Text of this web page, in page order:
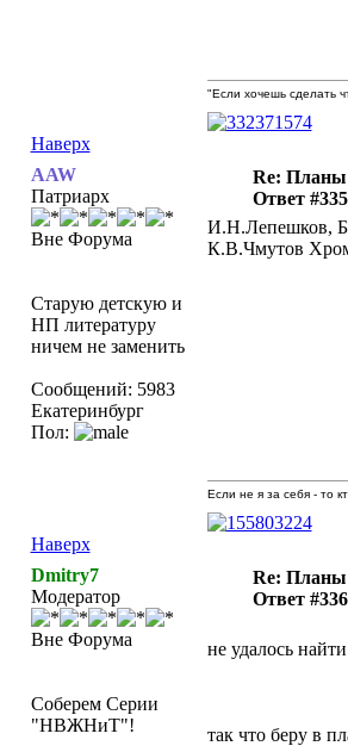
Наверх
"Если хочешь сделать
AAW
Патриарх
Вне Форума
Старую детскую и
НП литературу
ничем не заменить
Сообщений: 5983
Екатеринбург
Пол:
Re: Планы
Ответ
И.Н.Лепешков,
К.В.Чмутов
Наверх
Если не я за себя - то
Dmitry7
Модератор
Вне Форума
Соберем Серии
"НВЖНиТ"!
Re: Планы
Ответ
не удалось
так что беру в